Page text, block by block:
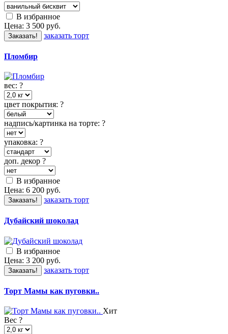
В избранное
Цена: 3 500 руб.
Заказать! заказать торт
Пломбир
вес: ?
цвет покрытия: ?
надпись/картинка на торте: ?
упаковка: ?
доп. декор ?
В избранное
Цена: 6 200 руб.
Заказать! заказать торт
Дубайский шоколад
В избранное
Цена: 3 200 руб.
Заказать! заказать торт
Торт Мамы как пуговки..
Хит
Вес ?